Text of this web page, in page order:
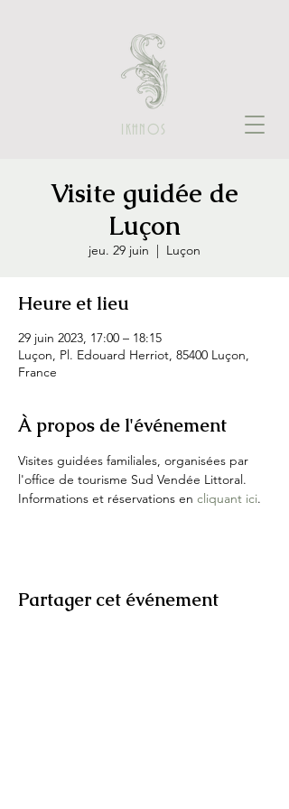
IKHNOS
Visite guidée de
Luçon
jeu. 29 juin
  |
Luçon
Heure et lieu
29 juin 2023, 17:00 – 18:15
Luçon, Pl. Edouard Herriot, 85400 Luçon,
France
À propos de l'événement
Visites guidées familiales, organisées par
l'office de tourisme Sud Vendée Littoral.
Informations et réservations en cliquant ici.
Partager cet événement